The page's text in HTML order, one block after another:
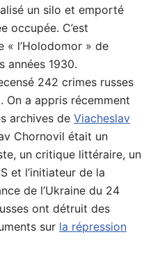
un silo et emporté
occupée. C’est
« l’Holodomor » de
années 1930.
242 crimes russes
a appris récemment
archives de Viacheslav
Chornovil était un
un critique littéraire, un
et l’initiateur de la
de l’Ukraine du 24
ont détruit des
sur la répression